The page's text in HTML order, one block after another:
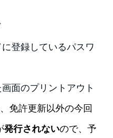
登録しているパスワ
面のプリントアウト
免許更新以外の今回
発行されないので、予